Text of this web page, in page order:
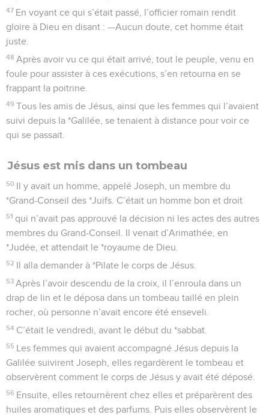
47 En voyant ce qui s’était passé, l’officier romain rendit
gloire à Dieu en disant : —Aucun doute, cet homme était
juste.
48 Après avoir vu ce qui était arrivé, tout le peuple, venu en
foule pour assister à ces exécutions, s’en retourna en se
frappant la poitrine.
49 Tous les amis de Jésus, ainsi que les femmes qui l’avaient
suivi depuis la *Galilée, se tenaient à distance pour voir ce
qui se passait.
Jésus est mis dans un tombeau
50 Il y avait un homme, appelé Joseph, un membre du
*Grand-Conseil des *Juifs. C’était un homme bon et droit
51 qui n’avait pas approuvé la décision ni les actes des autres
membres du Grand-Conseil. Il venait d’Arimathée, en
*Judée, et attendait le *royaume de Dieu.
52 Il alla demander à *Pilate le corps de Jésus.
53 Après l’avoir descendu de la croix, il l’enroula dans un
drap de lin et le déposa dans un tombeau taillé en plein
rocher, où personne n’avait encore été enseveli.
54 C’était le vendredi, avant le début du *sabbat.
55 Les femmes qui avaient accompagné Jésus depuis la
Galilée suivirent Joseph, elles regardèrent le tombeau et
observèrent comment le corps de Jésus y avait été déposé.
56 Ensuite, elles retournèrent chez elles et préparèrent des
huiles aromatiques et des parfums. Puis elles observèrent le